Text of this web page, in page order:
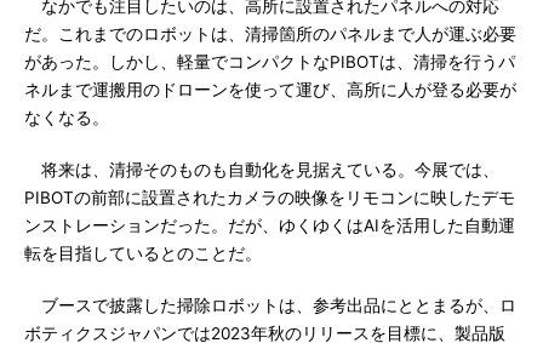
なかでも注目したいのは、高所に設置されたパネルへの対応
だ。これまでのロボットは、清掃箇所のパネルまで人が運ぶ必要
があった。しかし、軽量でコンパクトなPIBOTは、清掃を行うパ
ネルまで運搬用のドローンを使って運び、高所に人が登る必要が
なくなる。
将来は、清掃そのものも自動化を見据えている。今展では、
PIBOTの前部に設置されたカメラの映像をリモコンに映したデモ
ンストレーションだった。だが、ゆくゆくはAIを活用した自動運
転を目指しているとのことだ。
ブースで披露した掃除ロボットは、参考出品にととまるが、ロ
ボティクスジャパンでは2023年秋のリリースを目標に、製品版